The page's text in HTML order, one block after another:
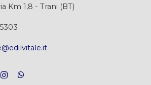
Km 1,8 - Trani (BT)